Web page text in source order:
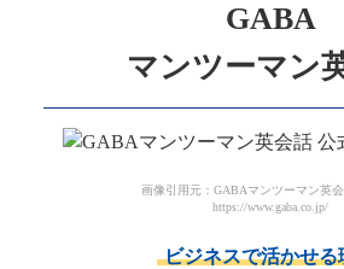
GABA
マンツーマン
画像引用元：GABAマンツーマン英
https://www.gaba.co.jp/
ビジネスで活かせる